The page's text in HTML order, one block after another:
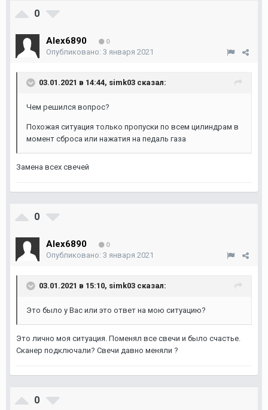
0
Аlex6890 0
Опубликовано: 3 января 2021
03.01.2021 в 14:44, simk03 сказал:
Чем решился вопрос?
Похожая ситуация только пропуски по всем цилиндрам в
момент сброса или нажатия на педаль газа
Замена всех свечей
0
Аlex6890 0
Опубликовано: 3 января 2021
03.01.2021 в 15:10, simk03 сказал:
Это было у Вас или это ответ на мою ситуацию?
Это лично моя ситуация. Поменял все свечи и было счастье.
Сканер подключали? Свечи давно меняли ?
0